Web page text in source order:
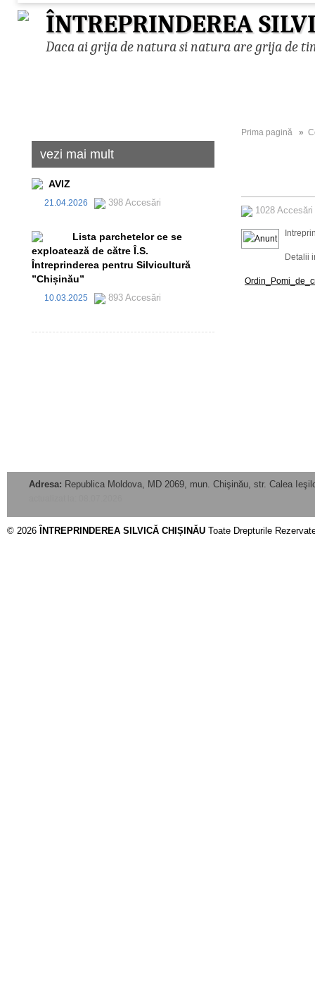
ÎNTREPRINDEREA
Daca ai grija de natura si natura are grija de
vezi mai mult
AVIZ
21.04.2026 398 Accesări
Lista parchetelor ce se
exploatează de către Î.S.
Întreprinderea pentru Silvicultură
”Chișinău”
10.03.2025 893 Accesări
Prima pagină »
1028
Detalii
Adresa: Republica Moldova, MD 2069, mun. Chişinău, str. Calea
© 2026 ÎNTREPRINDEREA SILVICĂ CHIȘINĂU Toate Drepturile